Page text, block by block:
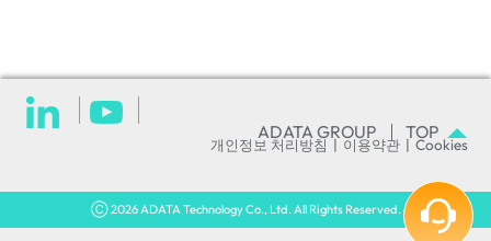
ADATA GROUP TOP
개인정보 처리방침 | 이용약관 | Cookies
Ⓒ 2026 ADATA Technology Co., Ltd. All Rights Reserved.